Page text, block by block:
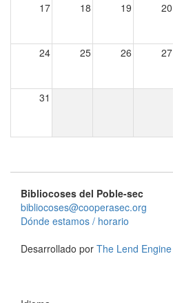
17 18 19 20
24 25 26 27
31
Bibliocoses del Poble-sec
bibliocoses@cooperasec.org
Dónde estamos / horario
Desarrollado por The Lend Engine